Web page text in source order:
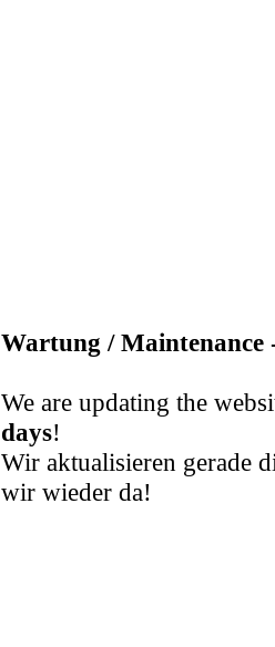
Wartung / Maintenance
We are updating the
days!
Wir aktualisieren gerade
wir wieder da!